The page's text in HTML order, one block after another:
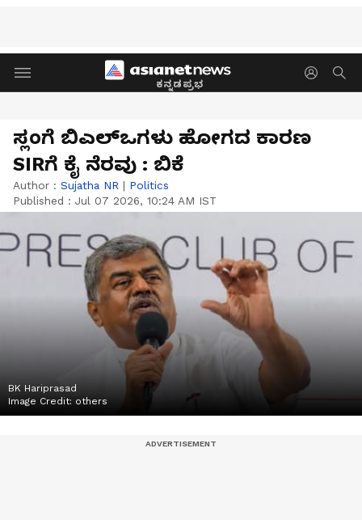
ಕನ್ನಡಪ್ರಭ
ಸ್ಲಂಗೆ ಬಿಎಲ್‌ಒಗಳು ಹೋಗದ ಕಾರಣ
SIRಗೆ ಕೈ ನೆರವು : ಬಿಕೆ
Author : Sujatha NR | Politics
Published : Jul 07 2026, 10:24 AM IST
BK Hariprasad
Image Credit: others